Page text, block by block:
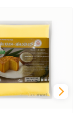
viên, giúp bạn
hoàn hảo.
đậu trắng,